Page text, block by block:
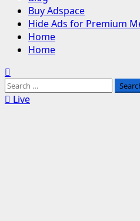
Buy Adspace
Hide Ads for Premium
Home
Home
Search
for:Live